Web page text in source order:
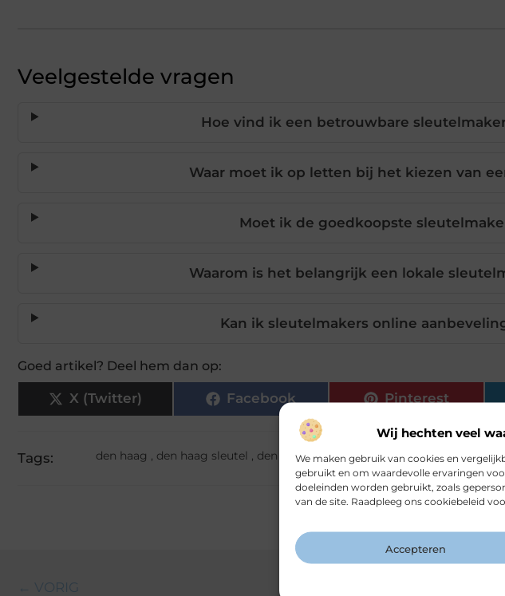
Wij hechten veel
We maken gebruik van cookies en
gebruikt en om waardevolle ervaringen
doeleinden worden gebruikt, zoals
van de site. Raadpleeg ons cookiebeleid
Accepteren
Veelgestelde vragen
Hoe vind ik een betrouwbare
Waar moet ik op letten bij het kiezen van
Moet ik de goedkoopste
Waarom is het belangrijk een lokale
Kan ik sleutelmakers online
Goed artikel? Deel hem dan op:
X (Twitter) Facebook Pinterest
Tags: den haag , den haag sleutel , den haag slot,sleutels,slotenmaker,
← VORIG